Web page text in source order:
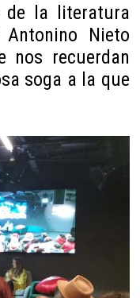
de la literatura
Nieto
nos recuerdan
soga a la que